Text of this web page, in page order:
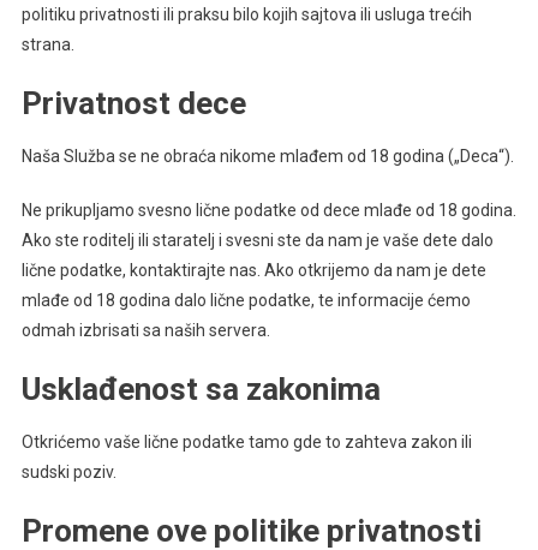
politiku privatnosti ili praksu bilo kojih sajtova ili usluga trećih
strana.
Privatnost dece
Naša Služba se ne obraća nikome mlađem od 18 godina („Deca“).
Ne prikupljamo svesno lične podatke od dece mlađe od 18 godina.
Ako ste roditelj ili staratelj i svesni ste da nam je vaše dete dalo
lične podatke, kontaktirajte nas. Ako otkrijemo da nam je dete
mlađe od 18 godina dalo lične podatke, te informacije ćemo
odmah izbrisati sa naših servera.
Usklađenost sa zakonima
Otkrićemo vaše lične podatke tamo gde to zahteva zakon ili
sudski poziv.
Promene ove politike privatnosti